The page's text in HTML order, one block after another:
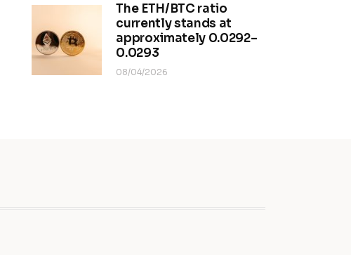
The ETH/BTC ratio
currently stands at
approximately 0.0292–
0.0293
08/04/2026